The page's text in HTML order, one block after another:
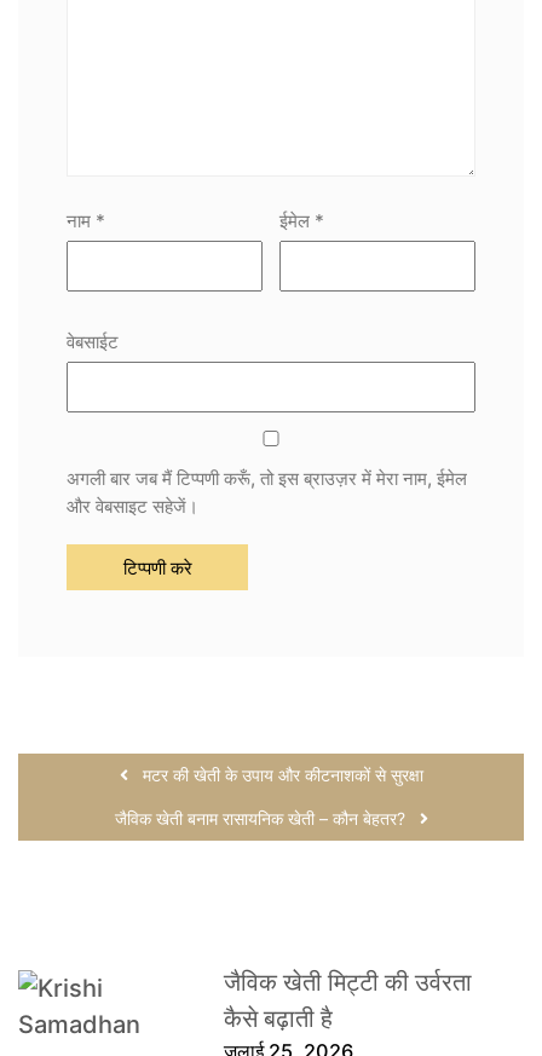
नाम * ईमेल *
वेबसाईट
अगली बार जब मैं टिप्पणी करूँ, तो इस ब्राउज़र में मेरा नाम, ईमेल
और वेबसाइट सहेजें।
मटर की खेती के उपाय और कीटनाशकों से सुरक्षा
जैविक खेती बनाम रासायनिक खेती – कौन बेहतर?
जैविक खेती मिट्टी की उर्वरता
कैसे बढ़ाती है